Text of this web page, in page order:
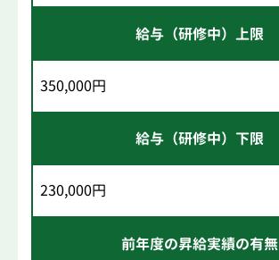
給与（研修中）上限
350,000円
給与（研修中）下限
230,000円
前年度の昇給実績の有無